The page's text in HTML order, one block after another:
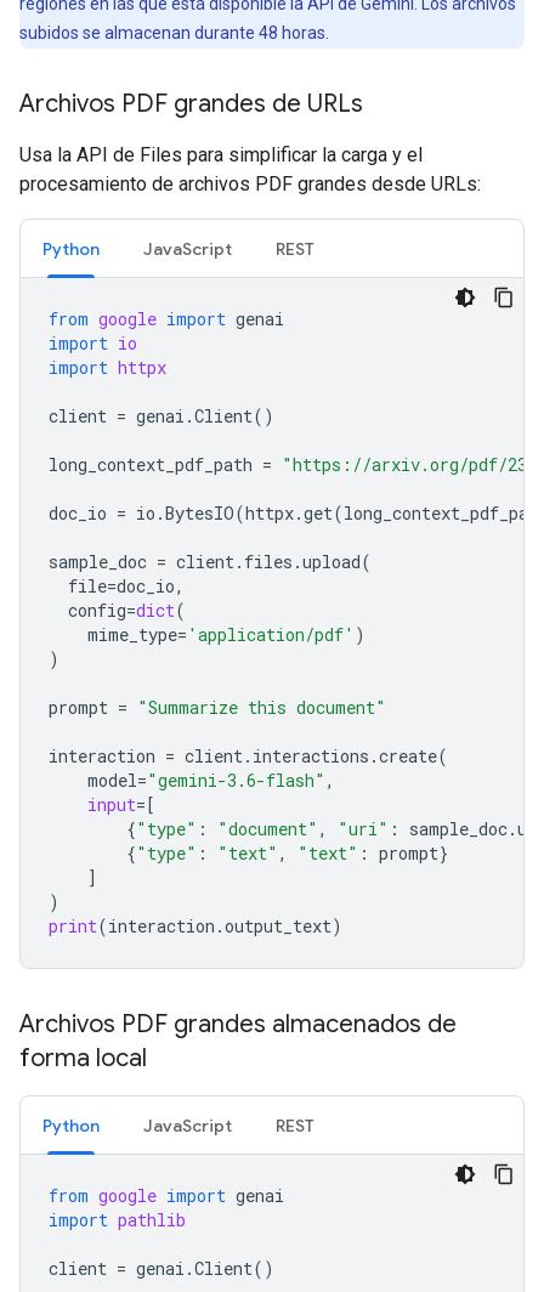
subidos se almacenan durante 48 horas.
Archivos PDF grandes de URLs
Usa la API de Files para simplificar la carga y el
procesamiento de archivos PDF grandes desde URLs:
Python JavaScript REST
from google import genai
import io
import httpx
client = genai .Client()
long_context_pdf_path = "https://arxiv.org/pdf/
doc_io = io .BytesIO(httpx.get(
sample_doc = client. files .upload(
file=doc_io,
config=dict(
mime_type= 'application/pdf' )
)
prompt = "Summarize this document"
interaction = client. interactions .create(
model="gemini-3.6-flash" ,
input=[
{"type" : "document" , "uri" : sample_doc.
{"type" : "text" , "text" : prompt}
]
)
print(interaction .output_text)
Archivos PDF grandes almacenados de
forma local
Python JavaScript REST
from google import genai
import pathlib
client = genai .Client()